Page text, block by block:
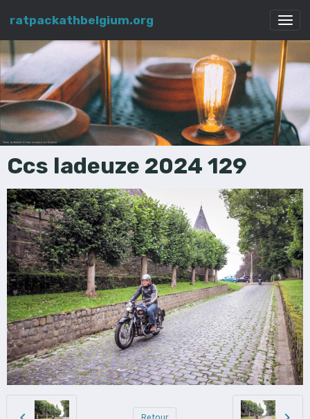
ratpackathbelgium.org
Ccs ladeuze 2024 129